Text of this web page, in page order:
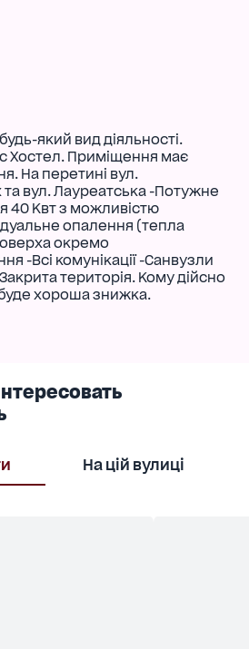
який вид діяльності.
Хостел. Приміщення має
На перетині вул.
вул. Лауреатська -Потужне
40 Квт з можливістю
опалення (тепла
окремо
-Всі комунікації -Санвузли
територія. Кому дійсно
хороша знижка.
На цій вулиці